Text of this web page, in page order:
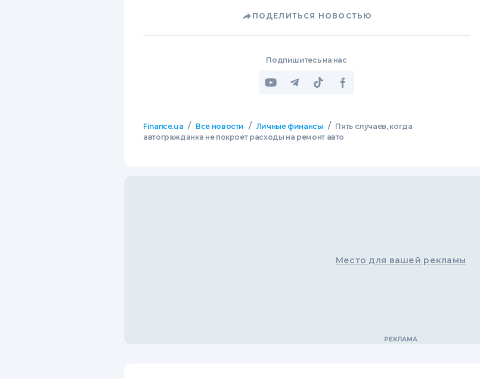
ПОДЕЛИТЬСЯ НОВОСТЬЮ
Подпишитесь на нас
Finance.ua / Все новости / Личные финансы / Пять случаев, когда
автогражданка не покроет расходы на ремонт авто
Место для вашей рекламы